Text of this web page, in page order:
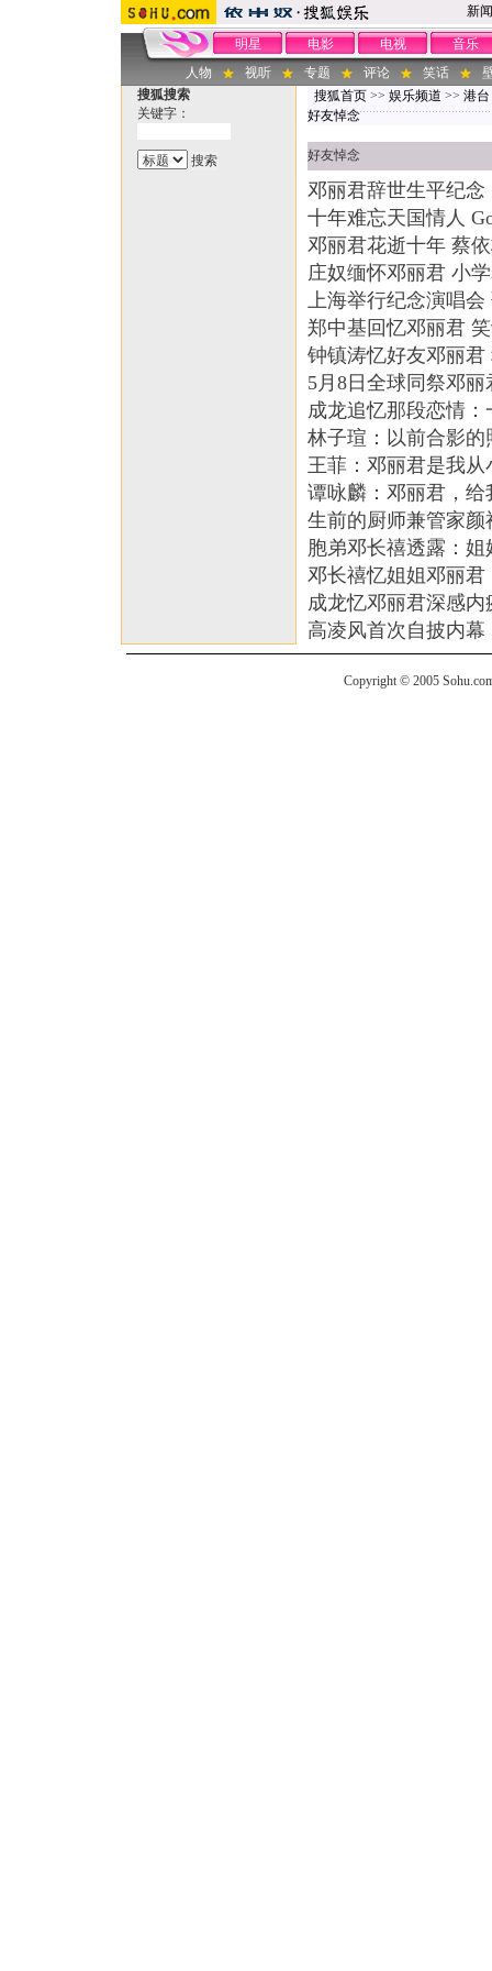
新闻
明星 电影 电视
音乐
人物
视听 专题 评论 笑话
搜狐搜索
关键字：
搜狐首页 >> 娱乐频道 >> 港台
好友悼念
好友悼念
邓丽君辞世生平纪
十年难忘天国情人
邓丽君花逝十年 蔡
庄奴缅怀邓丽君 小
上海举行纪念演唱
郑中基回忆邓丽君
钟镇涛忆好友邓丽
5月8日全球同祭邓
成龙追忆那段恋情
林子瑄：以前合影
王菲：邓丽君是我
谭咏麟：邓丽君，
生前的厨师兼管家
胞弟邓长禧透露：
邓长禧忆姐姐邓丽
成龙忆邓丽君深感
高凌风首次自披内幕
Copyright © 2005